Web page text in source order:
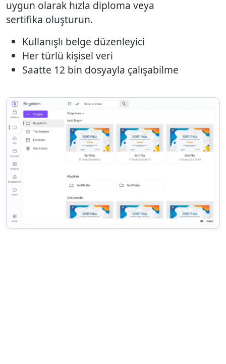
uygun olarak hızla diploma veya
sertifika oluşturun.
Kullanışlı belge düzenleyici
Her türlü kişisel veri
Saatte 12 bin dosyayla çalışabilme